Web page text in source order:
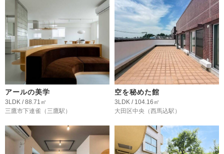
アールの美学
3LDK / 88.71㎡
三鷹市下連雀 （三鷹駅）
空を秘めた館
3LDK / 104.16㎡
大田区中央 （西馬込駅）